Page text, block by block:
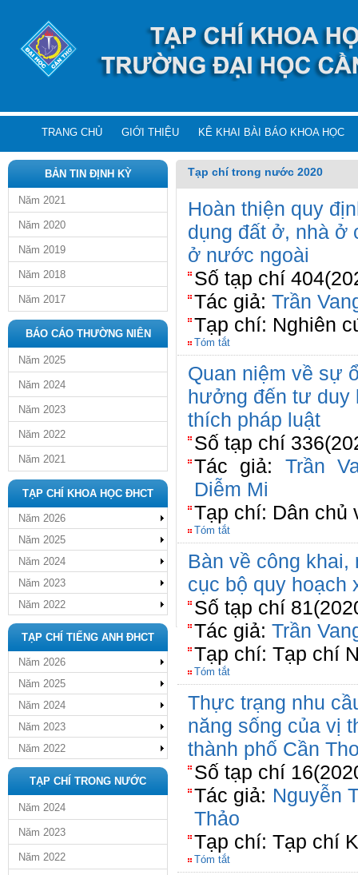
TRANG CHỦ GIỚI THIỆU KÊ KHAI BÀI BÁO KHOA HỌC
BẢN TIN ĐỊNH KỲ
Năm 2021
Năm 2020
Năm 2019
Năm 2018
Năm 2017
BÁO CÁO THƯỜNG NIÊN
Năm 2025
Năm 2024
Năm 2023
Năm 2022
Năm 2021
TẠP CHÍ KHOA HỌC ĐHCT
Năm 2026
Năm 2025
Năm 2024
Năm 2023
Năm 2022
TẠP CHÍ TIẾNG ANH ĐHCT
Năm 2026
Năm 2025
Năm 2024
Năm 2023
Năm 2022
TẠP CHÍ TRONG NƯỚC
Năm 2024
Năm 2023
Năm 2022
Tạp chí trong nước 2020
Hoàn thiện quy
dụng đất ở, nhà ở
ở nước ngoài
Số tạp chí
Tác giả: Trần
Tạp chí: Nghiên
Tóm tắt
Quan niệm về sự
hưởng đến tư duy
thích pháp luật
Số tạp chí
Tác giả: Trần
Diễm Mi
Tạp chí: Dân chủ
Tóm tắt
Bàn về công khai,
cục bộ quy hoạch
Số tạp chí
Tác giả: Trần
Tạp chí: Tạp chí
Tóm tắt
Thực trạng nhu
năng sống của vị
thành phố Cần
Số tạp chí
Tác giả: Nguyễn
Thảo
Tạp chí: Tạp chí
Tóm tắt